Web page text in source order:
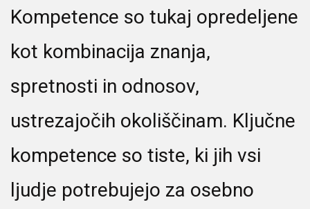
Kompetence so tukaj opredeljene
kot kombinacija znanja,
spretnosti in odnosov,
ustrezajočih okoliščinam. Ključne
kompetence so tiste, ki jih vsi
ljudje potrebujejo za osebno